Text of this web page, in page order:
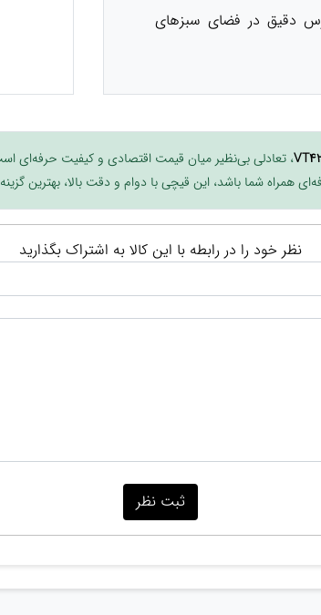
دقیق در فضای سبزهای
، تعادلی بی‌نظیر میان قیمت اقتصادی و کیفیت حرفه‌ای
همراه شما باشد، این قیچی با دوام و دقت بالا، بهترین
نظر خود را در رابطه با این کالا به اشتراک بگذارید